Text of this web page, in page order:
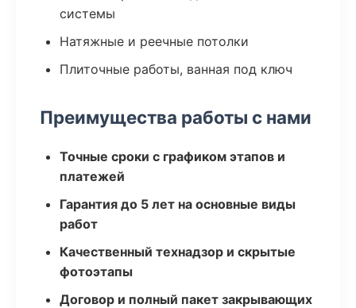
системы
Натяжные и реечные потолки
Плиточные работы, ванная под ключ
Преимущества работы с нами
Точные сроки с графиком этапов и
платежей
Гарантия до 5 лет на основные виды
работ
Качественный технадзор и скрытые
фотоэтапы
Договор и полный пакет закрывающих